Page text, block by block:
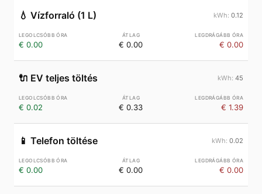
💧 Vízforraló (1 L) 0.12
€ 0.00 € 0.00 € 0.00
🔌 EV teljes töltés 45
€ 0.02 € 0.33 € 1.39
📱 Telefon töltése 0.02
€ 0.00 € 0.00 € 0.00